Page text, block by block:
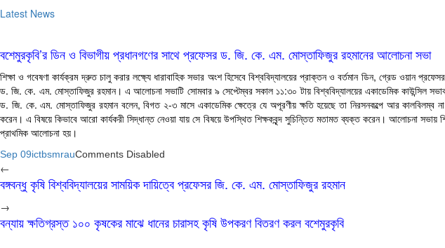
Latest News
বশেমুরকৃবি’র ডিন ও বিভাগীয় প্রধানগণের সাথে প্রফেসর ড. জি. কে. এম. মোস্তাফিজুর রহমানের আলোচনা সভা
শিক্ষা ও গবেষণা কার্যক্রম দ্রুত চালু করার লক্ষ্যে ধারাবাহিক সভার অংশ হিসেবে বিশ্ববিদ্যালয়ের প্রাক্তন ও বর্তমান ডিন, গ্রেড ওয়ান
ড. জি. কে. এম. মোস্তাফিজুর রহমান। এ আলোচনা সভাটি সোমবার ৯ সেপ্টেম্বর সকাল ১১:৩০ টায় বিশ্ববিদ্যালয়ের একাডেমিক কাউন্সিল
ড. জি. কে. এম. মোস্তাফিজুর রহমান বলেন, বিগত ২-৩ মাসে একাডেমিক ক্ষেত্রে যে অপূরণীয় ক্ষতি হয়েছে তা নিরসনকল্পে আর কালবিলম্ব
করেন। এ বিষয়ে কিভাবে আরো কার্যকরী সিদ্ধান্ত নেওয়া যায় সে বিষয়ে উপস্থিত শিক্ষকবৃন্দ সুচিন্তিত মতামত ব্যক্ত করেন। আলোচনা সভায়
প্রাথমিক আলোচনা হয়।
Sep 09ictbsmrauComments Disabled
←
বঙ্গবন্ধু কৃষি বিশ্ববিদ্যালয়ের সাময়িক দায়িত্বে প্রফেসর জি. কে. এম. মোস্তাফিজুর রহমান
→
বন্যায় ক্ষতিগ্রস্ত ১০০ কৃষকের মাঝে ধানের চারাসহ কৃষি উপকরণ বিতরণ করল বশেমুরকৃবি